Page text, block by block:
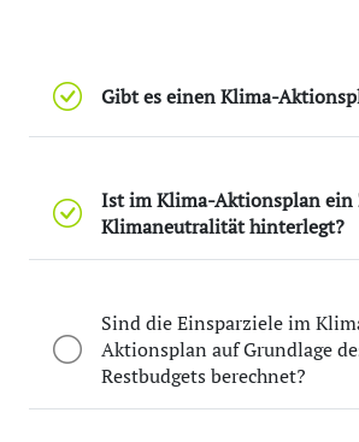
Gibt es einen Klima-
Ist im Klima-Aktionsplan ein
Klimaneutralität hinterlegt?
Sind die Einsparziele im
Aktionsplan auf Grundlage
Restbudgets berechnet?